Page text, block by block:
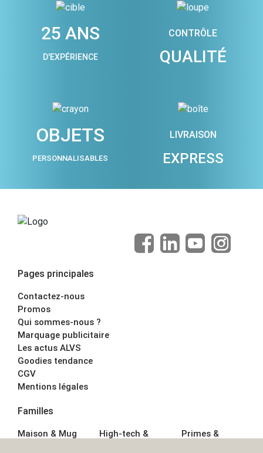
25 ANS
D'EXPÉRIENCE
CONTRÔLE
QUALITÉ
OBJETS
PERSONNALISABLES
LIVRAISON
EXPRESS
Pages principales
Contactez-nous
Promos
Qui sommes-nous ?
Marquage publicitaire
Les actus ALVS
Goodies tendance
CGV
Mentions légales
Familles
Maison & Mug
High-tech &
Primes &